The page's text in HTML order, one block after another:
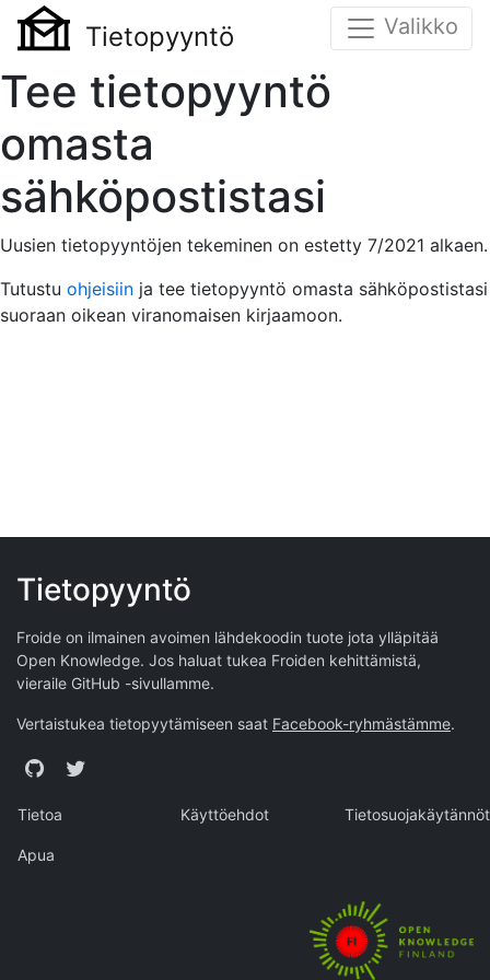
Tietopyyntö Valikko
Tee tietopyyntö
omasta
sähköpostistasi
Uusien tietopyyntöjen tekeminen on estetty 7/2021 alkaen.
Tutustu ohjeisiin ja tee tietopyyntö omasta sähköpostistasi
suoraan oikean viranomaisen kirjaamoon.
Tietopyyntö
Froide on ilmainen avoimen lähdekoodin tuote jota ylläpitää
Open Knowledge. Jos haluat tukea Froiden kehittämistä,
vieraile GitHub -sivullamme.
Vertaistukea tietopyytämiseen saat Facebook-ryhmästämme.
GitHubTwitter
Tietoa Käyttöehdot Tietosuojakäytännöt
Apua